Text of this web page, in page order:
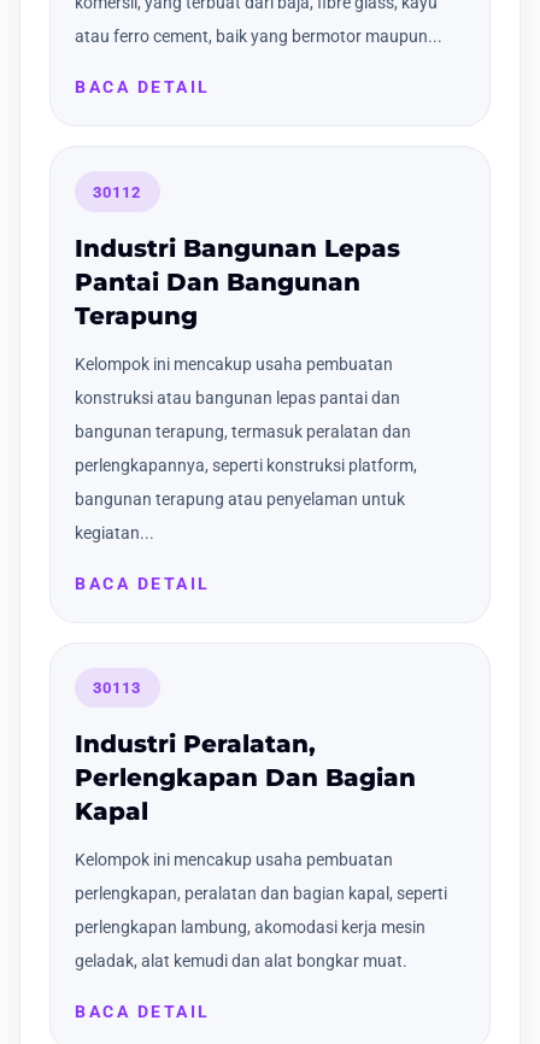
atau ferro cement, baik yang bermotor maupun...
BACA DETAIL
30112
Industri Bangunan Lepas
Pantai Dan Bangunan
Terapung
Kelompok ini mencakup usaha pembuatan
konstruksi atau bangunan lepas pantai dan
bangunan terapung, termasuk peralatan dan
perlengkapannya, seperti konstruksi platform,
bangunan terapung atau penyelaman untuk
kegiatan...
BACA DETAIL
30113
Industri Peralatan,
Perlengkapan Dan Bagian
Kapal
Kelompok ini mencakup usaha pembuatan
perlengkapan, peralatan dan bagian kapal, seperti
perlengkapan lambung, akomodasi kerja mesin
geladak, alat kemudi dan alat bongkar muat.
BACA DETAIL